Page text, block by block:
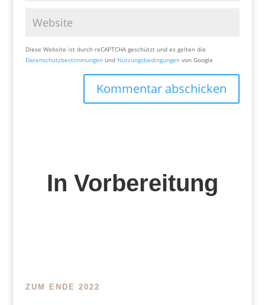
Diese Website ist durch reCAPTCHA geschützt und es gelten die
Datenschutzbestimmungenund Nutzungsbedingungenvon Google
Kommentar abschicken
In Vorbereitung
ZUM ENDE 2022